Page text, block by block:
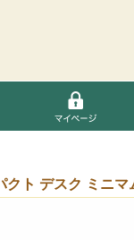
ト デスク ミニ